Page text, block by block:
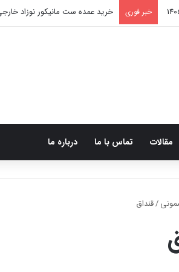
خبر فوری خرید عمده ست مانیکور نوزاد
مقالات تماس با ما درباره ما
/قنداق